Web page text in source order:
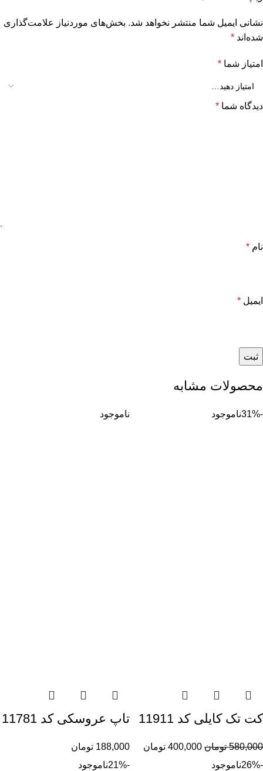
نشانی ایمیل شما منتشر نخواهد شد. بخش‌های موردنیاز علامت‌گذاری
شده‌اند *
امتیاز شما *
دیدگاه شما *
نام *
ایمیل *
محصولات مشابه
-31% ناموجود
کت تک کایلی کد 11911
580,000 تومان 400,000 تومان
ناموجود
تاپ عروسکی کد 11781
188,000 تومان
-26%
ناموجود -21% ناموجود